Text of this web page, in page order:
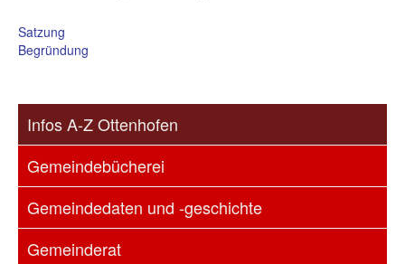
Satzung
Begründung
Infos A-Z Ottenhofen
Gemeindebücherei
Gemeindedaten und -geschichte
Gemeinderat